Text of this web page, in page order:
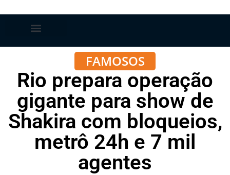
FAMOSOS
Rio prepara operação
gigante para show de
Shakira com bloqueios,
metrô 24h e 7 mil
agentes